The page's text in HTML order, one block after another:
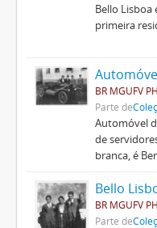
Bello
primeira
BR MGUFV
Parte de
Automóvel
de
branca, é
Bello
BR MGUFV
Parte de